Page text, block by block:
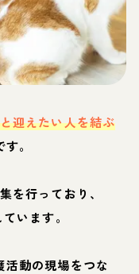
迎えたい人を結ぶ
す。
を行っており、
います。
動の現場をつな